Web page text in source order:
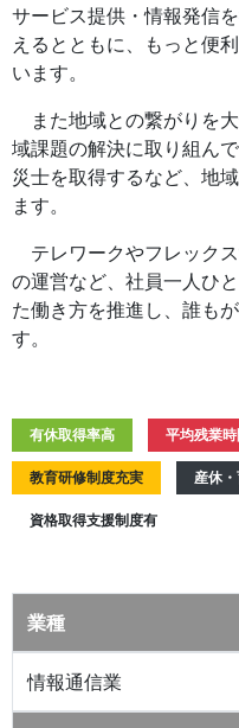
サービス提供・情報発信
えるとともに、もっと便
います。
また地域との繋がりを
域課題の解決に取り組ん
災士を取得するなど、地
ます。
テレワークやフレック
の運営など、社員一人ひ
た働き方を推進し、誰も
す。
有休取得率高 平均残業
教育研修制度充実 産休
資格取得支援制度有
業種
情報通信業